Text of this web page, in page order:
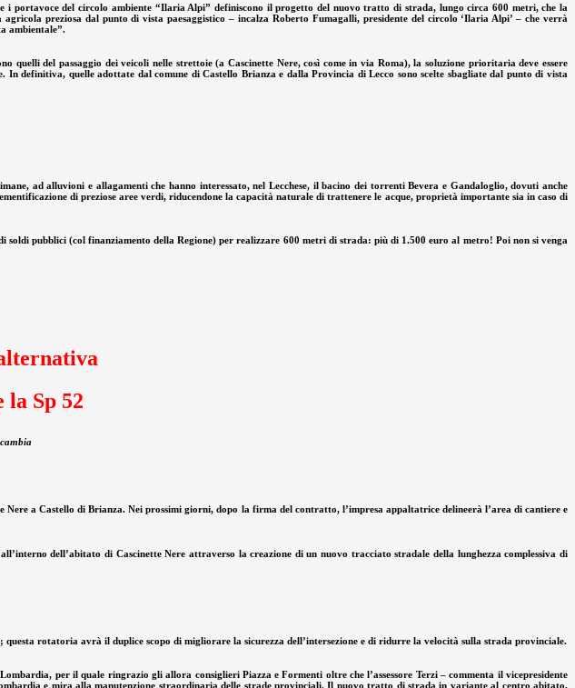
portavoce del circolo ambiente “Ilaria Alpi” definiscono il progetto del nuovo tratto di strada, lungo circa 600 metri, che la
preziosa dal punto di vista paesaggistico – incalza Roberto Fumagalli, presidente del circolo ‘Ilaria Alpi’ – che verrà
ambientale”.
del passaggio dei veicoli nelle strettoie (a Cascinette Nere, così come in via Roma), la soluzione prioritaria deve essere
definitiva, quelle adottate dal comune di Castello Brianza e dalla Provincia di Lecco sono scelte sbagliate dal punto di vista
ad alluvioni e allagamenti che hanno interessato, nel Lecchese, il bacino dei torrenti Bevera e Gandaloglio, dovuti anche
di preziose aree verdi, riducendone la capacità naturale di trattenere le acque, proprietà importante sia in caso di
pubblici (col finanziamento della Regione) per realizzare 600 metri di strada: più di 1.500 euro al metro! Poi non si venga
Sp 52
a Castello di Brianza. Nei prossimi giorni, dopo la firma del contratto, l’impresa appaltatrice delineerà l’area di cantiere e
dell’abitato di Cascinette Nere attraverso la creazione di un nuovo tracciato stradale della lunghezza complessiva di
rotatoria avrà il duplice scopo di migliorare la sicurezza dell’intersezione e di ridurre la velocità sulla strada provinciale.
per il quale ringrazio gli allora consiglieri Piazza e Formenti oltre che l’assessore Terzi – commenta il vicepresidente
e mira alla manutenzione straordinaria delle strade provinciali. Il nuovo tratto di strada in variante al centro abitato,